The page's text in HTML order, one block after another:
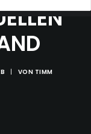
| VON TIMM